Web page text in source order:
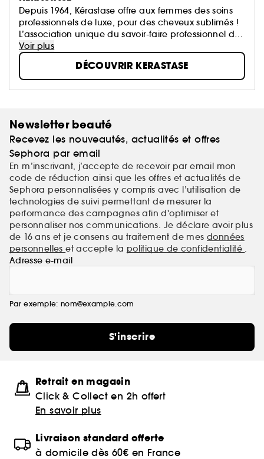
Depuis 1964, Kérastase offre aux femmes des soins
professionnels de luxe, pour des cheveux sublimés !
L’association unique du savoir-faire professionnel du
coiffeur et le meilleur de la Recherche Avancée
L'Oréal.
Voir plus
DÉCOUVRIR KERASTASE
Newsletter beauté
Recevez les nouveautés, actualités et offres
Sephora par email
En m’inscrivant, j’accepte de recevoir par email mon
code de réduction ainsi que les offres et actualités de
Sephora personnalisées y compris avec l’utilisation de
technologies de suivi permettant de mesurer la
performance des campagnes afin d'optimiser et
personnaliser nos communications. Je déclare avoir plus
de 16 ans et je consens au traitement de mes données
personnelleset accepte la politique de confidentialité .
Adresse e-mail
Par exemple: nom@example.com
S'inscrire
Retrait en magasin
Click & Collect en 2h offert
En savoir plus
Livraison standard offerte
à domicile dès 60€ en France